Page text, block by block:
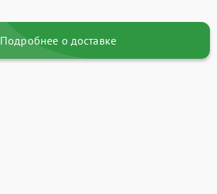
Подробнее о доставке